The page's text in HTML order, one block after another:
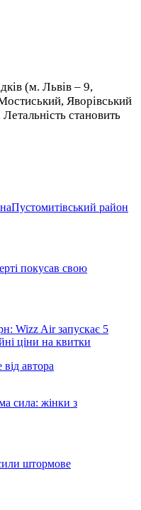
(м. Львів – 9,
Яворівський
становить
Пустомитівський район
покусав свою
Wizz Air запускає 5
ціни на квитки
від автора
сила: жінки з
штормове